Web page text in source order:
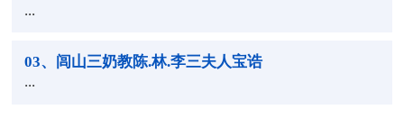
...
03、闾山三奶教陈.林.李三夫人宝诰
...